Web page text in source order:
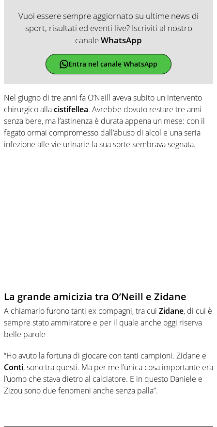
Vuoi essere sempre aggiornato su ultime news di
sport, risultati ed eventi live? Iscriviti al nostro
canaleWhatsApp
Entra nel canale WhatsApp
Nel giugno di tre anni fa O’Neill aveva subito un intervento
chirurgico allacistifellea. Avrebbe dovuto restare tre anni
senza bere, ma l’astinenza è durata appena un mese: con il
fegato ormai compromesso dall’abuso di alcol e una seria
infezione alle vie urinarie la sua sorte sembrava segnata.
La grande amicizia tra O’Neill e Zidane
A chiamarlo furono tanti ex compagni, tra cui Zidane, di cui è
sempre stato ammiratore e per il quale anche oggi riserva
belle parole
“Ho avuto la fortuna di giocare con tanti campioni. Zidane e
Conti, sono tra questi. Ma per me l’unica cosa importante era
l’uomo che stava dietro al calciatore. E in questo Daniele e
Zizou sono due fenomeni anche senza palla”.